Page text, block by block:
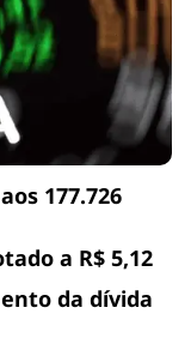
177.726
a R$ 5,12
da dívida